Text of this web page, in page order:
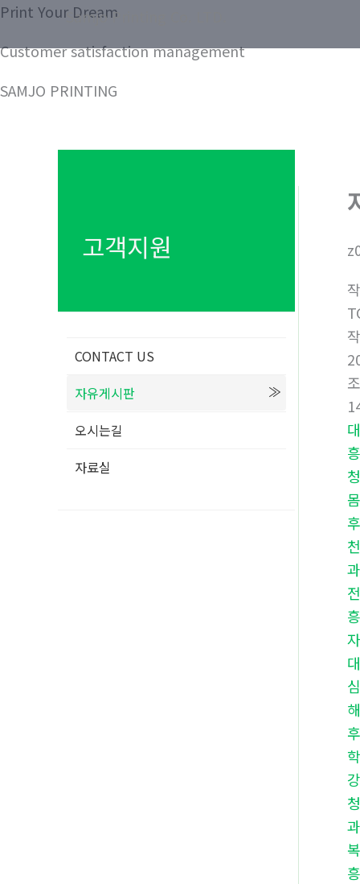
콘
츠
건
Samjo Printing Co. LTD.
Print Your Dream
Customer satisfaction management
SAMJO PRINTING
고객지원
CONTACT US
자유게시판
오시는길
자료실